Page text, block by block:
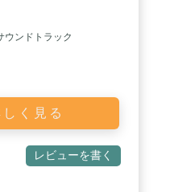
ウンドトラック
く見る
レビューを書く